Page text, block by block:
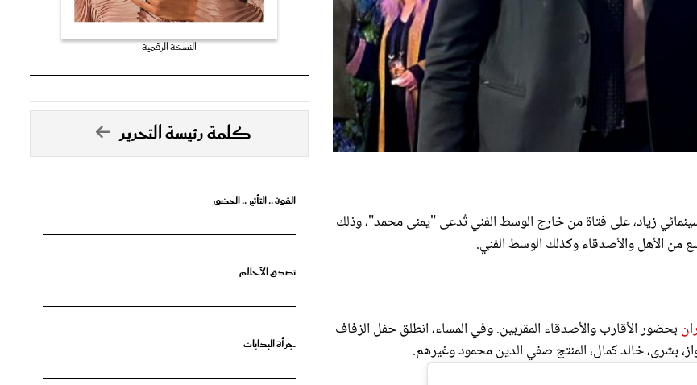
زياد، على فتاة من خارج الوسط الفني تُدعى "يمنى محمد"، وذلك
من الأهل والأصدقاء وكذلك الوسط الفني.
بحضور الأقارب والأصدقاء المقربين. وفي المساء، انطلق حفل الزفاف
بشرى، خالد كمال، المنتج صفي الدين محمود وغيرهم.
النسخة الرقمية
كلمة رئيسة التحرير
القوة .. التأثير .. الحضور
تصدق الأحلام
جرأة البدايات